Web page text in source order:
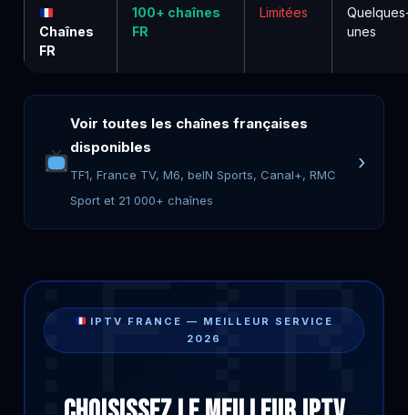
Chaînes
FR
100+ chaînes
FR
Limitées
unes
Voir toutes les chaînes françaises
disponibles
TF1, France TV, M6, beIN Sports, Canal+, RMC
Sport et 21 000+ chaînes
›
IPTV FRANCE — MEILLEUR SERVICE
2026